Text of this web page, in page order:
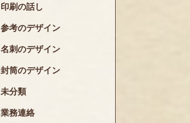
印刷の話し
参考のデザイン
名刺のデザイン
封筒のデザイン
未分類
業務連絡